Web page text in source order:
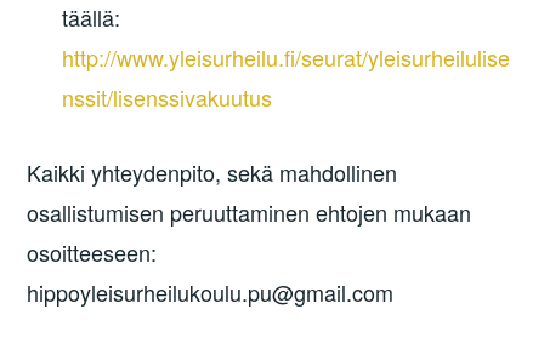
täällä:
http://www.yleisurheilu.fi/seurat/yleisurheilulise
nssit/lisenssivakuutus
Kaikki yhteydenpito, sekä mahdollinen
osallistumisen peruuttaminen ehtojen mukaan
osoitteeseen:
hippoyleisurheilukoulu.pu@gmail.com